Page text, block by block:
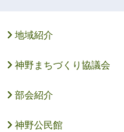
地域紹介
神野まちづくり協議会
部会紹介
神野公民館